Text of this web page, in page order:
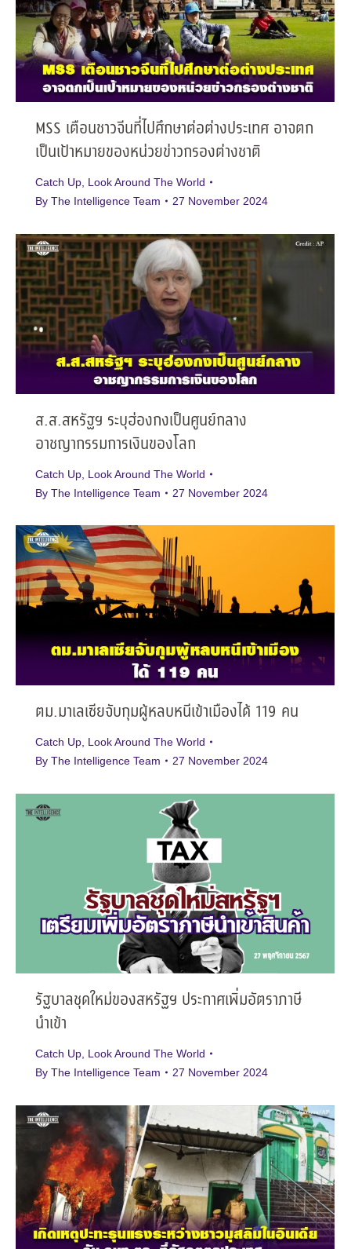
MSS เตือนชาวจีนที่ไปศึกษาต่อต่างประเทศ อาจตก
เป็นเป้าหมายของหน่วยข่าวกรองต่างชาติ
Catch Up Look Around The World
By The Intelligence Team 27 November 2024
ส.ส.สหรัฐฯ ระบุฮ่องกงเป็นศูนย์กลาง
อาชญากรรมการเงินของโลก
Catch Up Look Around The World
By The Intelligence Team 27 November 2024
ตม.มาเลเซียจับกุมผู้หลบหนีเข้าเมืองได้ 119 คน
Catch Up Look Around The World
By The Intelligence Team 27 November 2024
รัฐบาลชุดใหม่ของสหรัฐฯ ประกาศเพิ่มอัตราภาษี
นำเข้า
Catch Up Look Around The World
By The Intelligence Team 27 November 2024